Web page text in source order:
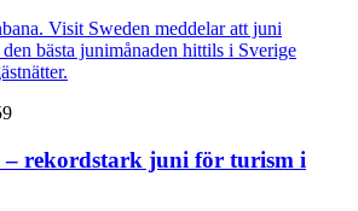
– rekordstark juni för turism i